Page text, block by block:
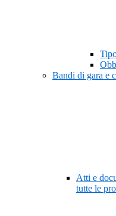
Bandi di gara e
Atti e
tutte le